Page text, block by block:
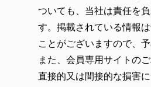
ついても、当社は責任を
す。掲載されている情報
ことがございますので、
また、会員専用サイトの
直接的又は間接的な損害